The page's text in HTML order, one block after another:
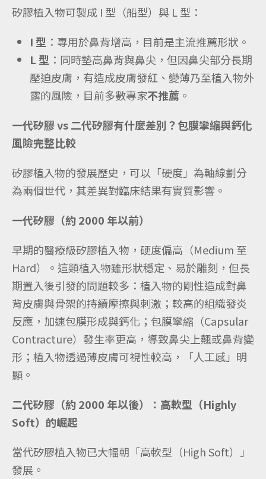
矽膠植入物可製成 I 型（船型）與 L 型：
I 型 ：專用於鼻背增高，目前是主流推薦形狀。
L 型 ：同時墊高鼻背與鼻尖，但因鼻尖部分長期
壓迫皮膚，有造成皮膚發紅、變薄乃至植入物外
露的風險，目前多數專家不推薦 。
一代矽膠 vs 二代矽膠有什麼差別？包膜攣縮與鈣化
風險完整比較
矽膠植入物的發展歷史，可以「硬度」為軸線劃分
為兩個世代，其差異對臨床結果有實質影響。
一代矽膠（約 2000 年以前）
早期的醫療級矽膠植入物，硬度偏高（Medium 至
Hard）。這類植入物雖形狀穩定、易於雕刻，但長
期置入後引發的問題較多：植入物的剛性造成對鼻
背皮膚與骨架的持續摩擦與刺激；較高的組織發炎
反應，加速包膜形成與鈣化；包膜攣縮（Capsular
Contracture）發生率更高，導致鼻尖上翹或鼻背變
形；植入物透過薄皮膚可視性較高，「人工感」明
顯。
二代矽膠（約 2000 年以後）：高軟型（Highly
Soft）的崛起
當代矽膠植入物已大幅朝「高軟型（High Soft）」
發展。